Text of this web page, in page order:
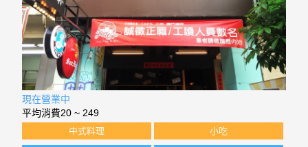
現在營業中
平均消費20 ~ 249
中式料理 小吃